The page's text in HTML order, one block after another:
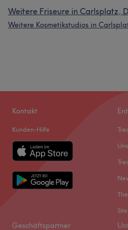
Weitere Friseure in Carlsplatz,
Weitere Kosmetikstudios in
Kontakt
Kunden-Hilfe
Geschäftspartner